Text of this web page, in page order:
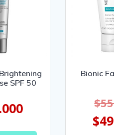
SPF 50
Bionic
$
$